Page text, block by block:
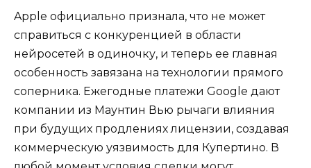
Apple официально признала, что не может
справиться с конкуренцией в области
нейросетей в одиночку, и теперь ее главная
особенность завязана на технологии прямого
соперника. Ежегодные платежи Google дают
компании из Маунтин Вью рычаги влияния
при будущих продлениях лицензии, создавая
коммерческую уязвимость для Купертино. В